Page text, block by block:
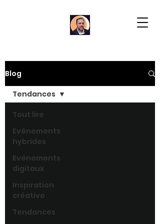
Blog
Tout lire
Evénements
hybrides
Evénements
digitaux
Inspiration
créative
Tendances
Tendances